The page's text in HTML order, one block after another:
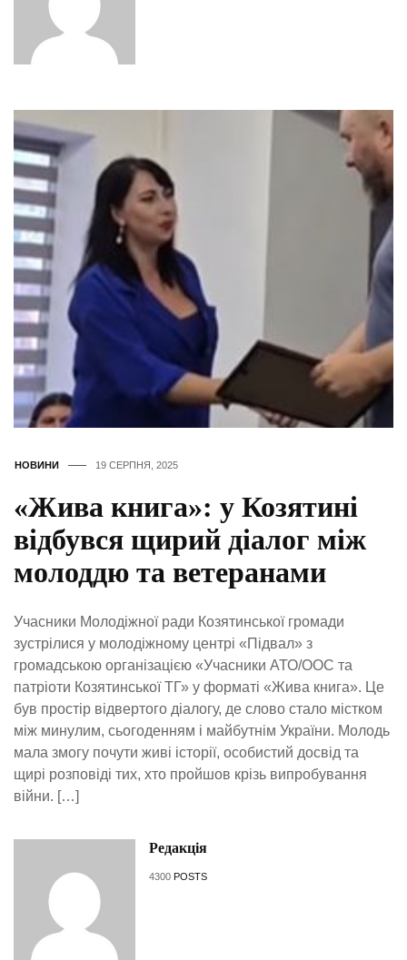
НОВИНИ 19 СЕРПНЯ, 2025
«Жива книга»: у Козятині
відбувся щирий діалог між
молоддю та ветеранами
Учасники Молодіжної ради Козятинської громади
зустрілися у молодіжному центрі «Підвал» з
громадською організацією «Учасники АТО/ООС та
патріоти Козятинської ТГ» у форматі «Жива книга». Це
був простір відвертого діалогу, де слово стало містком
між минулим, сьогоденням і майбутнім України. Молодь
мала змогу почути живі історії, особистий досвід та
щирі розповіді тих, хто пройшов крізь випробування
війни. […]
Редакція
4300 POSTS